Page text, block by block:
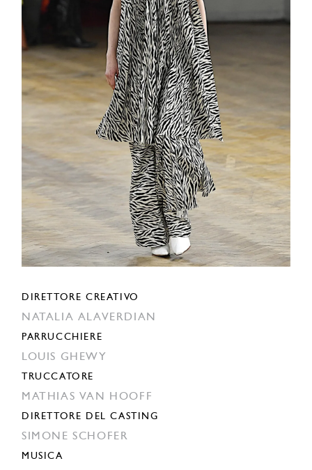
DIRETTORE CREATIVO
NATALIA ALAVERDIAN
PARRUCCHIERE
LOUIS GHEWY
TRUCCATORE
MATHIAS VAN HOOFF
DIRETTORE DEL CASTING
SIMONE SCHOFER
MUSICA